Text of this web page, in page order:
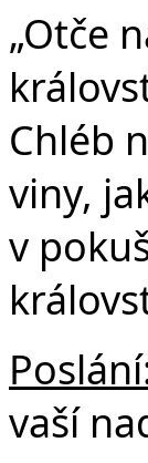
„Otče
Chléb
viny,
v
vaší